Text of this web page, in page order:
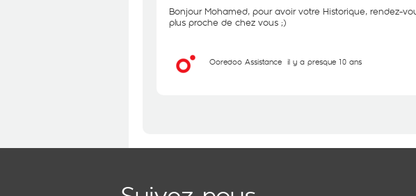
Bonjour Mohamed, pour avoir votre Historique, rendez-
plus proche de chez vous ;)
Ooredoo Assistance il y a presque 10 ans